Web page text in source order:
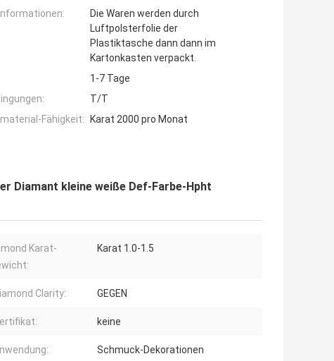
Die Waren werden durch
Luftpolsterfolie der
Plastiktasche dann dann im
Kartonkasten verpackt.
1-7 Tage
T/T
Fähigkeit:
Karat 2000 pro Monat
Diamant kleine weiße Def-Farbe-Hpht
Karat-
Karat 1.0-1.5
Clarity: GEGEN
keine
Schmuck-Dekorationen